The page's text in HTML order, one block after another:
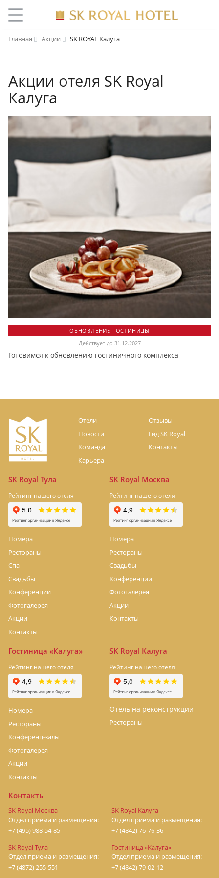
Главная Акции SK ROYAL Калуга
Акции отеля SK Royal
Калуга
ОБНОВЛЕНИЕ ГОСТИНИЦЫ
Действует до 31.12.2027
Готовимся к обновлению гостиничного комплекса
Отели
Новости
Команда
Карьера
Отзывы
Гид SK Royal
Контакты
SK Royal Тула
Рейтинг нашего отеля
Номера
Рестораны
Спа
Свадьбы
Конференции
Фотогалерея
Акции
Контакты
SK Royal Москва
Рейтинг нашего отеля
Номера
Рестораны
Свадьбы
Конференции
Фотогалерея
Акции
Контакты
Гостиница «Калуга»
Рейтинг нашего отеля
Номера
Рестораны
Конференц-залы
Фотогалерея
Акции
Контакты
SK Royal Калуга
Рейтинг нашего отеля
Отель на реконструкции
Рестораны
Контакты
SK Royal Москва
Отдел приема и размещения:
+7 (495) 988-54-85
SK Royal Калуга
Отдел приема и размещения:
+7 (4842) 76-76-36
SK Royal Тула
Отдел приема и размещения:
+7 (4872) 255-551
Гостиница «Калуга»
Отдел приема и размещения:
+7 (4842) 79-02-12